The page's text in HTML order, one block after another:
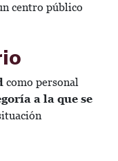
centro público
como personal
a la que se